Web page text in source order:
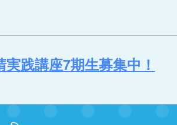
践講座7期生募集中！